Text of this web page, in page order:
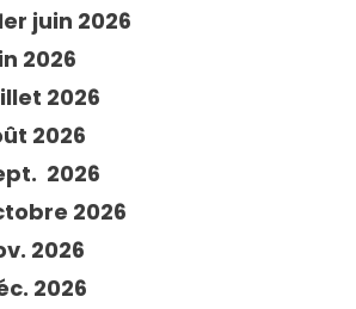
juin 2026
2026
2026
2026
2026
2026
2026
2026